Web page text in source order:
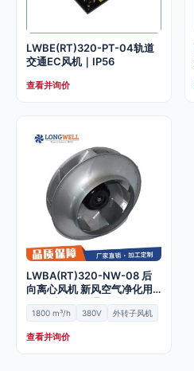
LWBE(RT)320-PT-04轨道
交通EC风机｜IP56
查看并询价
LWBA(RT)320-NW-08 后
向离心风机 新风空气净化用
风机 城轨产品通风排气风机
1800 m³/h 380V 外转子风机
查看并询价